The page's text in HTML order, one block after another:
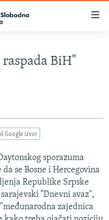
BiH"
Google izvor
sporazuma
se Bosne i Hercegovina
Republike Srpske
"Dnevni avaz",
zajednica